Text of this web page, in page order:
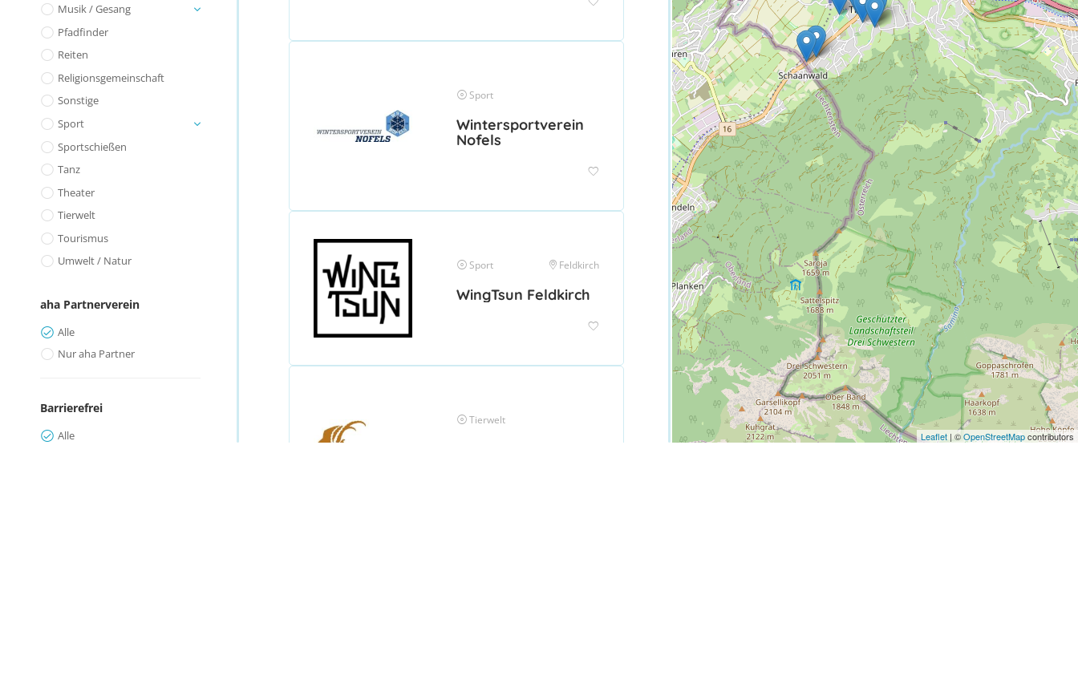
Musik / Gesang
Pfadfinder
Reiten
Religionsgemeinschaft
Sonstige
Sport
Sportschießen
Tanz
Theater
Tierwelt
Tourismus
Umwelt / Natur
aha Partnerverein
Alle
Nur aha Partner
Barrierefrei
Alle
Sport
Wintersportverein
Nofels
Sport Feldkirch
WingTsun Feldkirch
Tierwelt
Leaflet| ©OpenStreetMapcontributors